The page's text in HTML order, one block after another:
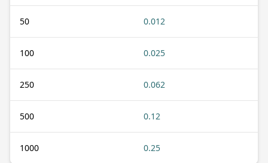
50 0.012
100 0.025
250 0.062
500 0.12
1000 0.25